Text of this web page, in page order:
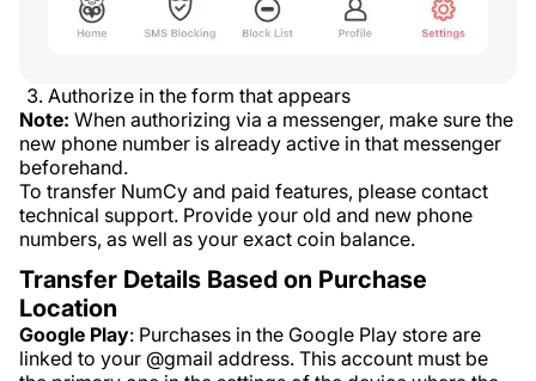
Authorize in the form that appears
Note: When authorizing via a messenger, make sure the
new phone number is already active in that messenger
beforehand.
To transfer NumCy and paid features, please contact
technical support. Provide your old and new phone
numbers, as well as your exact coin balance.
Transfer Details Based on Purchase
Location
Google Play: Purchases in the Google Play store are
linked to your @gmail address. This account must be